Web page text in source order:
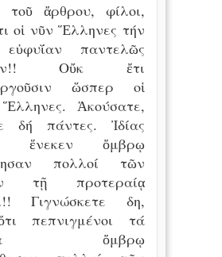
τοῦ ἄρθρου, φίλοι,
οἱ νῦν Ἕλληνες τήν
παντελῶς
Οὔκ ἔτι
ὥσπερ οἱ
Ἕλληνες. Ἀκούσατε,
δή πάντες. Ἰδίας
ἕνεκεν ὄμβρῳ
πολλοί τῶν
τῇ προτεραίᾳ
Γιγνώσκετε δη,
πεπνιγμένοι τά
ὄμβρῳ